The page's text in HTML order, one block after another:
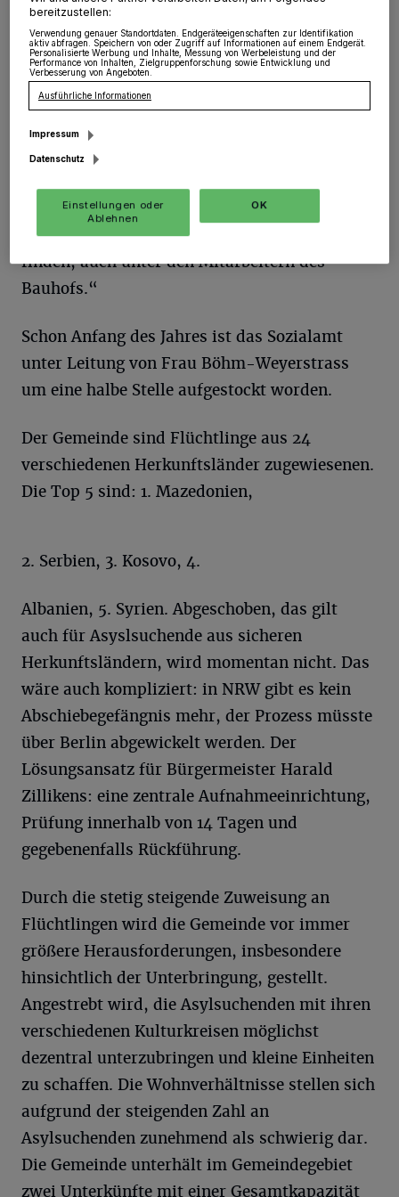
wird es immer schwieriger, die Logistik zu
koordinieren. Das ist jetzt die Aufgabe einer
einer „Integrationslotsin“: Elena Hundt aus
Garzweiler, 23 Jahre alt,
Verwaltungsausbildung für den gehobenen
Dienst bei der Gemeinde Jüchen und bisher
Englisch und Französisch, „für andere
Sprachen lässt sich immer ein Dolmetscher
finden, auch unter den Mitarbeitern des
Bauhofs.“
Schon Anfang des Jahres ist das Sozialamt
unter Leitung von Frau Böhm-Weyerstrass
um eine halbe Stelle aufgestockt worden.
Der Gemeinde sind Flüchtlinge aus 24
verschiedenen Herkunftsländer zugewiesenen.
Die Top 5 sind: 1. Mazedonien,
2. Serbien, 3. Kosovo, 4.
Albanien, 5. Syrien. Abgeschoben, das gilt
auch für Asyslsuchende aus sicheren
Herkunftsländern, wird momentan nicht. Das
wäre auch kompliziert: in NRW gibt es kein
Abschiebegefängnis mehr, der Prozess müsste
über Berlin abgewickelt werden. Der
Lösungsansatz für Bürgermeister Harald
Zillikens: eine zentrale Aufnahmeeinrichtung,
Prüfung innerhalb von 14 Tagen und
gegebenenfalls Rückführung.
Durch die stetig steigende Zuweisung an
Flüchtlingen wird die Gemeinde vor immer
größere Herausforderungen, insbesondere
hinsichtlich der Unterbringung, gestellt.
Angestrebt wird, die Asylsuchenden mit ihren
verschiedenen Kulturkreisen möglichst
dezentral unterzubringen und kleine Einheiten
zu schaffen. Die Wohnverhältnisse stellen sich
aufgrund der steigenden Zahl an
Asylsuchenden zunehmend als schwierig dar.
Die Gemeinde unterhält im Gemeindegebiet
zwei Unterkünfte mit einer Gesamtkapazität
bereitzustellen:
Verwendung genauer Standortdaten. Endgeräteeigenschaften zur Identifikation
aktiv abfragen. Speichern von oder Zugriff auf Informationen auf einem Endgerät.
Personalisierte Werbung und Inhalte, Messung von Werbeleistung und der
Performance von Inhalten, Zielgruppenforschung sowie Entwicklung und
Verbesserung von Angeboten.
Ausführliche Informationen
Impressum
Datenschutz
Einstellungen oder
Ablehnen
OK